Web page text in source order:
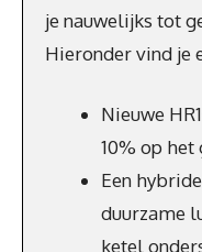
je nauwelijks tot
Hieronder vind je
Nieuwe
10% op
Een
duurzame
ketel